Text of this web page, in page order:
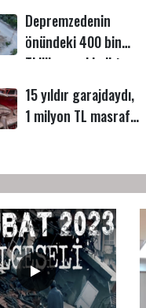
Depremzedenin
önündeki 400 bin
TL’lik engel kalktı
15 yıldır garajdaydı,
1 milyon TL masrafı